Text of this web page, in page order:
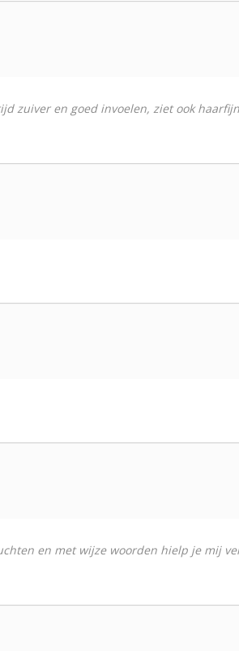
zuiver en goed invoelen, ziet ook
en met wijze woorden hielp je mij